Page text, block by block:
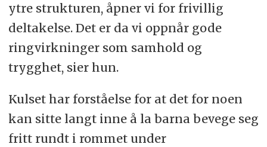
ytre strukturen, åpner vi for frivillig
deltakelse. Det er da vi oppnår gode
ringvirkninger som samhold og
trygghet, sier hun.
Kulset har forståelse for at det for noen
kan sitte langt inne å la barna bevege seg
fritt rundt i rommet under